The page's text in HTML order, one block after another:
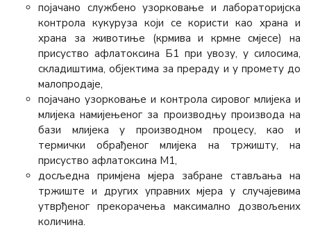
појачано службено узорковање и лабораторијска
контрола кукуруза који се користи као храна и
храна за животиње (крмива и крмне смјесе) на
присуство афлатоксина Б1 при увозу, у силосима,
складиштима, објектима за прераду и у промету до
малопродаје,
појачано узорковање и контрола сировог млијека и
млијека намијењеног за производњу производа на
бази млијека у производном процесу, као и
термички обрађеног млијека на тржишту, на
присуство афлатоксина М1,
досљедна примјена мјера забране стављања на
тржиште и других управних мјера у случајевима
утврђеног прекорачења максимално дозвољених
количина.